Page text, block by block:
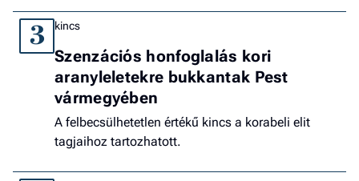
3 kincs
Szenzációs honfoglalás kori
aranyleletekre bukkantak Pest
vármegyében
A felbecsülhetetlen értékű kincs a korabeli elit
tagjaihoz tartozhatott.